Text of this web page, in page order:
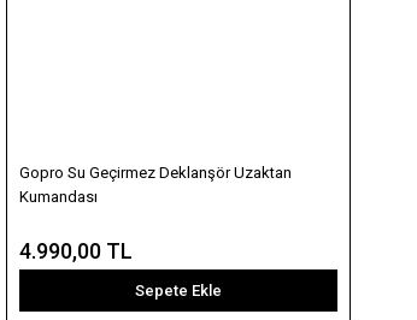
Gopro Su Geçirmez Deklanşör Uzaktan
Kumandası
4.990,00 TL
Sepete Ekle